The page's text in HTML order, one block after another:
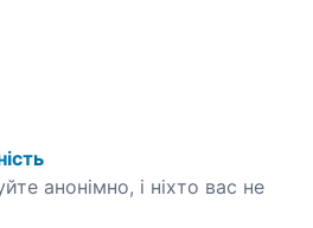
анонімно, і ніхто вас не